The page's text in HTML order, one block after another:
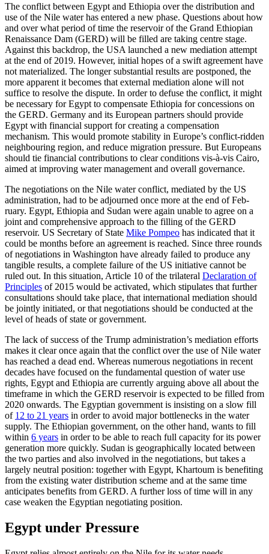
The conflict between Egypt and Ethiopia over the distribution and
use of the Nile water has entered a new phase. Questions about how
and over what period of time the reservoir of the Grand Ethiopian
Renaissance Dam (GERD) will be filled are taking centre stage.
Against this backdrop, the USA launched a new mediation attempt
at the end of 2019. However, initial hopes of a swift agreement have
not materialized. The longer substantial results are postponed, the
more apparent it becomes that ex­ternal mediation alone will not
suffice to resolve the dispute. In order to defuse the conflict, it might
be necessary for Egypt to compensate Ethiopia for concessions on
the GERD. Germany and its European partners should provide
Egypt with financial support for creating a compensation
mechanism. This would promote stability in Europe’s conflict-ridden
neighbouring region, and reduce migration pressure. But Europeans
should tie financial contributions to clear conditions vis-à-vis Cairo,
aimed at improving water management and overall governance.
The negotiations on the Nile water conflict, mediated by the US
administration, had to be adjourned once more at the end of Feb­
ruary. Egypt, Ethiopia and Sudan were again unable to agree on a
joint and com­prehensive approach to the filling of the GERD
reservoir. US Secretary of State Mike Pompeo has indicated that it
could be months before an agreement is reached. Since three rounds
of negotiations in Washington have already failed to produce any
tangible results, a complete failure of the US initiative cannot be
ruled out. In this situation, Article 10 of the trilateral Declaration of
Principles of 2015 would be activated, which stipulates that further
consultations should take place, that in­ternational mediation should
be jointly initiated, or that negotiations should be conducted at the
level of heads of state or government.
The lack of success of the Trump administration’s mediation efforts
makes it clear once again that the conflict over the use of Nile water
has reached a dead end. Whereas numerous negotiations in recent
decades have focused on the fundamental question of water use
rights, Egypt and Ethiopia are currently arguing above all about the
time­frame in which the GERD reservoir is ex­pected to be filled from
2020 onwards. The Egyptian government is insisting on a slow fill
of 12 to 21 years in order to avoid major bottlenecks in the water
supply. The Ethio­pian government, on the other hand, wants to fill
within 6 years in order to be able to reach full capacity for its power
generation more quickly. Sudan is geographically located between
the two parties and also in­volved in the negotiations, but takes a
large­ly neutral position: together with Egypt, Khartoum is benefiting
from the existing water distribution scheme and at the same time
anticipates benefits from GERD. A fur­ther loss of time will in any
case weaken the Egyptian negotiating position.
Egypt under Pressure